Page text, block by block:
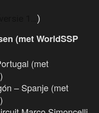
)
(met WorldSSP
(met
– Spanje (met